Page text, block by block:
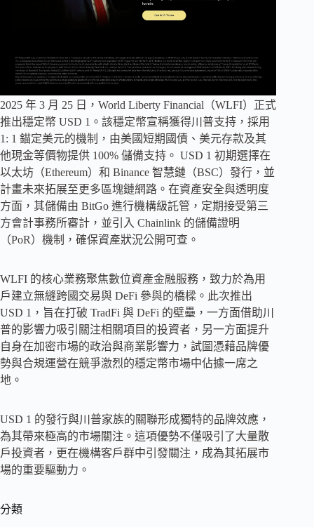
2025 年 3 月 25 日，World Liberty Financial（WLFI）正式
推出穩定幣 USD 1。該穩定幣宣稱獲得川普支持，採用
1: 1 錨定美元的機制，由美國短期國債、美元存款及其
他現金等價物提供 100% 儲備支持。 USD 1 初期選擇在
以太坊（Ethereum）和 Binance 智慧鏈（BSC）發行，並
計畫未來拓展至更多區塊鏈網路。在資產安全與透明度
方面，其儲備由 BitGo 進行機構級託管，定期接受第三
方會計事務所審計，並引入 Chainlink 的儲備證明
（PoR）機制，確保資產狀況公開可查。
WLFI 的核心業務聚焦數位資產金融服務，致力於為用
戶建立無縫跨國交易與 DeFi 參與的橋樑。此次推出
USD 1，旨在打破 TradFi 與 DeFi 的壁壘，一方面借助川
普的影響力吸引關注相關項目的投資者，另一方面提升
自身在加密市場的政治與商業影響力，試圖憑藉品牌優
勢與合規運營在競爭激烈的穩定幣市場中佔據一席之
地。
USD 1 的發行與川普家族的關聯形成獨特的品牌效應，
為其帶來極高的市場關注。這項優勢不僅吸引了大量散
戶投資者，更在機構客戶群中引發關注，成為其拓展市
場的重要驅動力。
分類